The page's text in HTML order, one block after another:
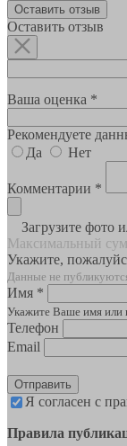
Оставить отзыв
Оставить отзыв
Ваша оценка *
Рекомендуете
Да
Нет
Комментарии *
Загрузите фото
Максимальный
Укажите,
Данные не
Имя *
Укажите Ваше имя или
Телефон
Email
Отправить
Я согласен с
Правила